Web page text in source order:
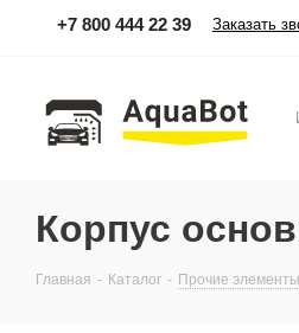
+7 800 444 22 39 Заказать
Корпус
Главная - Каталог - Прочие элементы